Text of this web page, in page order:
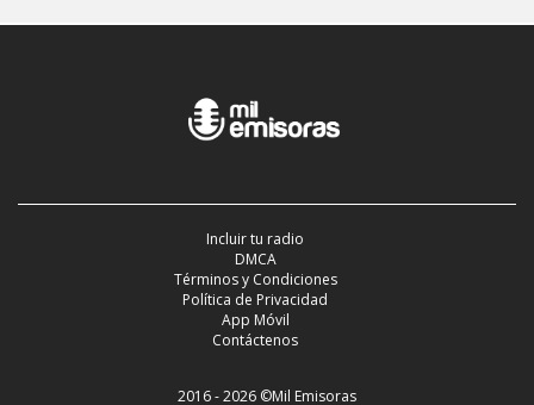
Incluir tu radio
DMCA
Términos y Condiciones
Política de Privacidad
App Móvil
Contáctenos
2016 - 2026 ©Mil Emisoras